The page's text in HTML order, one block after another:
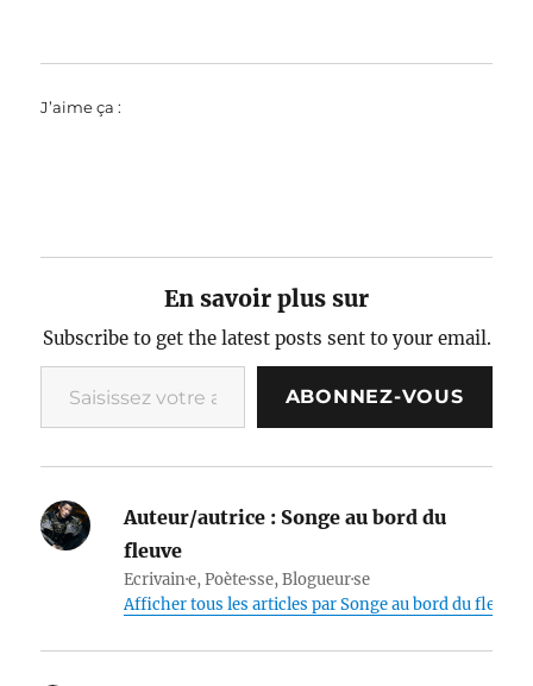
J’aime ça :
En savoir plus sur
Subscribe to get the latest posts sent to your email.
Saisissez votre adresse e-mail…
ABONNEZ-VOUS
Auteur/autrice : Songe au bord du
fleuve
Ecrivain·e, Poète·sse, Blogueur·se
Afficher tous les articles par Songe au bord du fleuve